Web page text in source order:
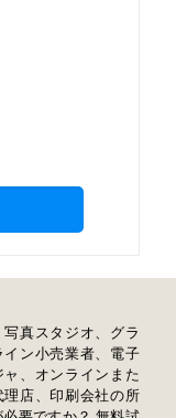
真スタジオ、グラ
ン小売業者、電子
、オンラインまた
店、印刷会社の所